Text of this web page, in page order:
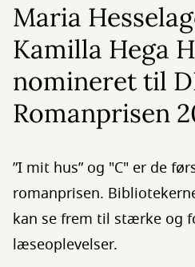
Maria
Kamilla Hega
nomineret til
Romanprisen
”I mit hus” og "C" er de
romanprisen.
kan se frem til stærke og
læseoplevelser.